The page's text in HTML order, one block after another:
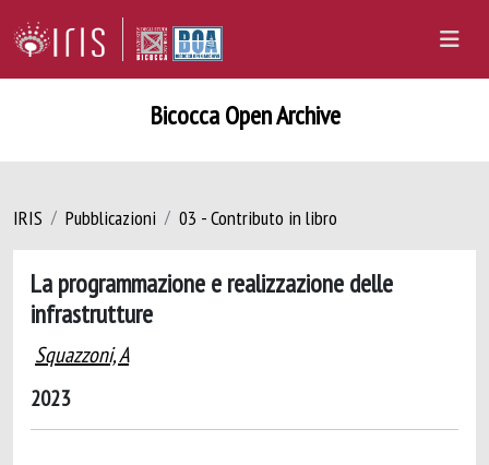
Bicocca Open Archive
IRIS Pubblicazioni 03 - Contributo in libro
La programmazione e realizzazione delle
infrastrutture
Squazzoni, A
2023